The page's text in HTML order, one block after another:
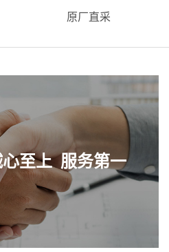
原厂直采
至上 服务第一